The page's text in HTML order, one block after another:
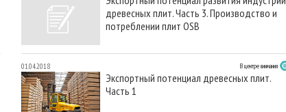
древесных плит. Часть 3. Производство и
потреблении плит OSB
01.04.2018 В центре внимания
Экспортный потенциал древесных плит.
Часть 1